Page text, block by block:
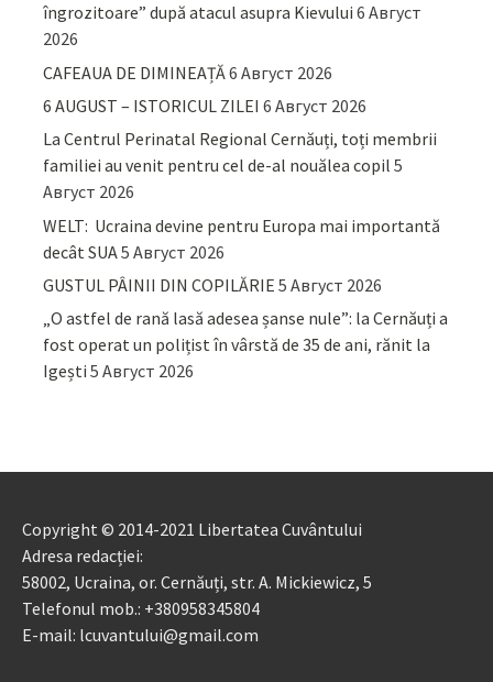
îngrozitoare” după atacul asupra Kievului 6 Август
2026
CAFEAUA DE DIMINEAȚĂ6 Август 2026
6 AUGUST – ISTORICUL ZILEI 6 Август 2026
La Centrul Perinatal Regional Cernăuți, toți membrii
familiei au venit pentru cel de-al nouălea copil 5
Август 2026
WELT: Ucraina devine pentru Europa mai importantă
decât SUA5 Август 2026
GUSTUL PÂINII DIN COPILĂRIE 5 Август 2026
„O astfel de rană lasă adesea șanse nule”: la Cernăuți a
fost operat un polițist în vârstă de 35 de ani, rănit la
Igești 5 Август 2026
Copyright © 2014-2021 Libertatea Cuvântului
Adresa redacției:
58002, Ucraina, or. Cernăuți, str. A. Mickiewicz, 5
Telefonul mob.: +380958345804
E-mail: lcuvantului@gmail.com